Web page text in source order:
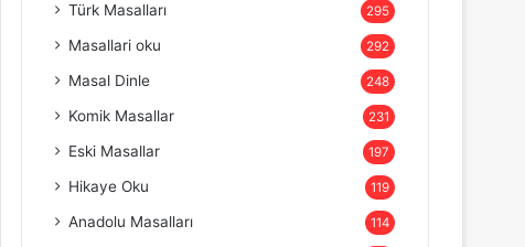
Türk Masalları 295
Masallari oku 292
Masal Dinle 248
Komik Masallar 231
Eski Masallar 197
Hikaye Oku 119
Anadolu Masalları 114